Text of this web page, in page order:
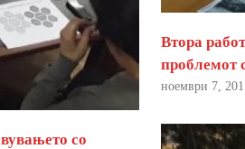
со
Втора
проблемот
ноември 7,